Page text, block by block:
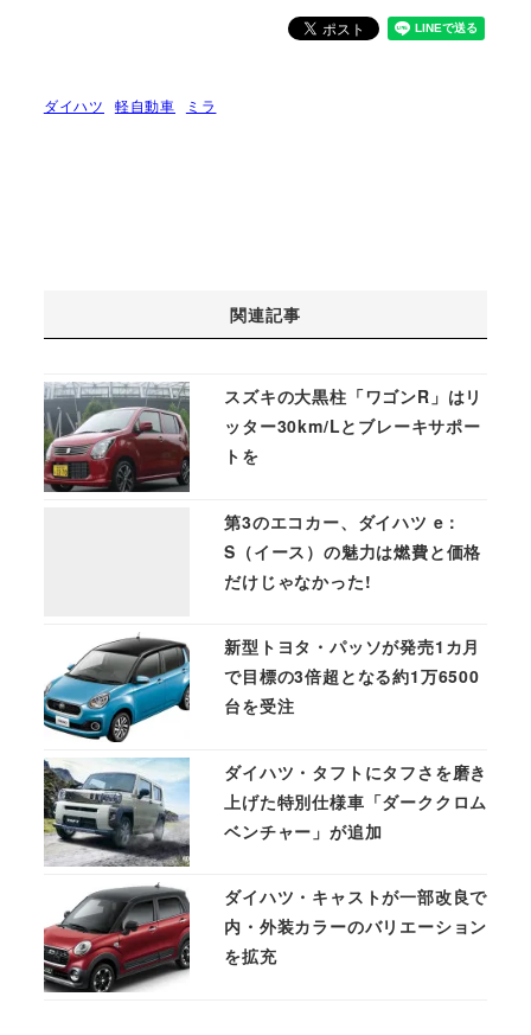
ダイハツ 軽自動車 ミラ
関連記事
スズキの大黒柱「ワゴンR」はリ
ッター30km/Lとブレーキサポー
トを
第3のエコカー、ダイハツ e：
S（イース）の魅力は燃費と価格
だけじゃなかった!
新型トヨタ・パッソが発売1カ月
で目標の3倍超となる約1万6500
台を受注
ダイハツ・タフトにタフさを磨き
上げた特別仕様車「ダーククロム
ベンチャー」が追加
ダイハツ・キャストが一部改良で
内・外装カラーのバリエーション
を拡充